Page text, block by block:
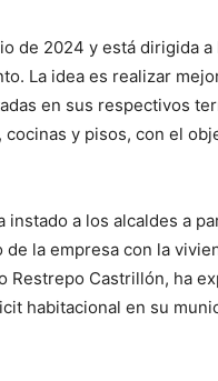
de 2024 y está dirigida
La idea es realizar
en sus respectivos
y pisos, con el
instado a los alcaldes a
la empresa con la
Restrepo Castrillón, ha
habitacional en su